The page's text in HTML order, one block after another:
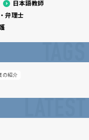
日本語教師
弁理士
TAGS
の紹介
LATEST